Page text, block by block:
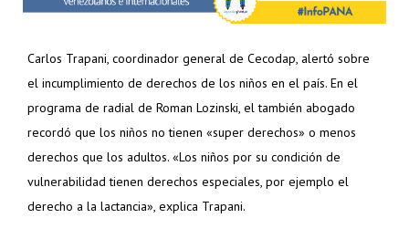
Carlos Trapani, coordinador general de Cecodap, alertó sobre
el incumplimiento de derechos de los niños en el país. En el
programa de radial de Roman Lozinski, el también abogado
recordó que los niños no tienen «super derechos» o menos
derechos que los adultos. «Los niños por su condición de
vulnerabilidad tienen derechos especiales, por ejemplo el
derecho a la lactancia», explica Trapani.